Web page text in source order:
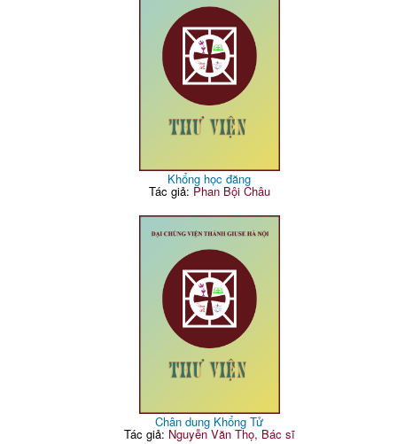
Khổng học đăng
Tác giả: Phan Bội Châu
Chân dung Khổng Tử
Tác giả: Nguyễn Văn Thọ, Bác sĩ